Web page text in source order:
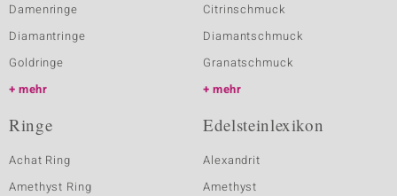
Damenringe
Diamantringe
Goldringe
mehr
Citrinschmuck
Diamantschmuck
Granatschmuck
mehr
Ringe
Achat Ring
Amethyst Ring
Edelsteinlexikon
Alexandrit
Amethyst